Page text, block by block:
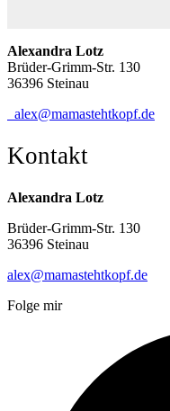
Alexandra Lotz
Brüder-Grimm-Str. 130
36396 Steinau
alex@mamastehtkopf.de
Kontakt
Alexandra Lotz
Brüder-Grimm-Str. 130
36396 Steinau
alex@mamastehtkopf.de
Folge mir